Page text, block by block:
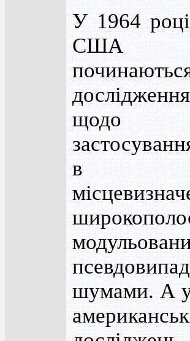
У 1964
США
дослідження
щодо
в
шумами. А у